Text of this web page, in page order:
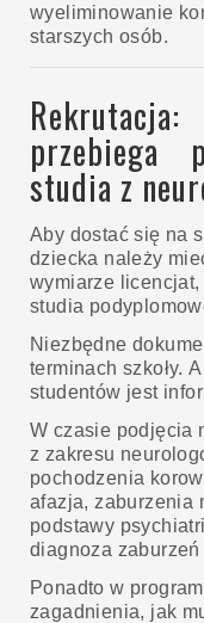
wyeliminowanie
starszych osób.
przebiega
studia z
Aby dostać się na
dziecka należy
wymiarze
studia
Niezbędne
terminach szkoły.
studentów jest
W czasie podjęcia
z zakresu
pochodzenia
afazja, zaburzenia
podstawy
diagnoza
Ponadto w
zagadnienia, jak